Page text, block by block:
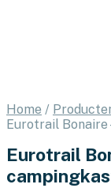
Home /
Eurotrail Bonaire
Eurotrail